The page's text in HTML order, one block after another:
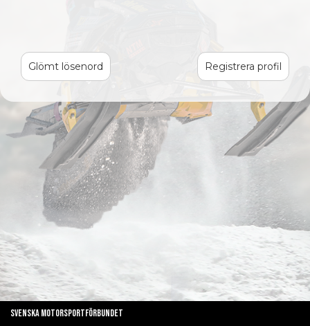
Glömt lösenord Registrera profil
Svenska Motorsportförbundet